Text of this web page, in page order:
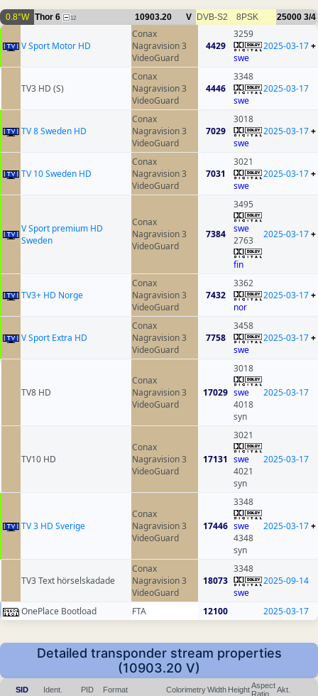
0.8°W Thor 6 12 10903.20 V DVB-S2 8PSK 25000 3/4
V Sport Motor HD
Conax
Nagravision 3
VideoGuard
4429
3259
swe
2025-03-17+
TV3 HD (S)
Conax
Nagravision 3
VideoGuard
4446
3348
swe
2025-03-17
TV 8 Sweden HD
Conax
Nagravision 3
VideoGuard
7029
3018
swe
2025-03-17+
TV 10 Sweden HD
Conax
Nagravision 3
VideoGuard
7031
3021
swe
2025-03-17+
V Sport premium HD
Sweden
Conax
Nagravision 3
VideoGuard
7384
3495
swe
2763
fin
2025-03-17+
TV3+ HD Norge
Conax
Nagravision 3
VideoGuard
7432
3362
nor
2025-03-17+
V Sport Extra HD
Conax
Nagravision 3
VideoGuard
7758
3458
swe
2025-03-17+
TV8 HD
Conax
Nagravision 3
VideoGuard
17029
3018
swe
4018
syn
2025-03-17
TV10 HD
Conax
Nagravision 3
VideoGuard
17131
3021
swe
4021
syn
2025-03-17
TV 3 HD Sverige
Conax
Nagravision 3
VideoGuard
17446
3348
swe
4348
syn
2025-03-17+
TV3 Text hörselskadade
Conax
Nagravision 3
VideoGuard
18073
3348
swe
2025-09-14
OnePlace Bootload FTA 12100 2025-03-17
Detailed transponder stream properties
(10903.20 V)
SID Ident. PID Format ColorimetryWidth HeightAspect
Ratio
Akt.